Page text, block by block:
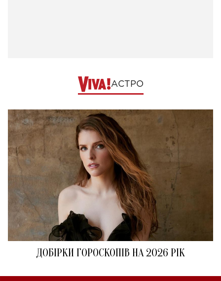
АСТРО
ДОБІРКИ ГОРОСКОПІВ НА 2026 РІК